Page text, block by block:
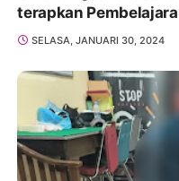
terapkan
SELASA, JANUARI 30, 2024